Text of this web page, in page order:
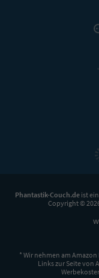
Phantastik-Couch.deist
Copyright ©
* Wir nehmen am
Links zur Seite von